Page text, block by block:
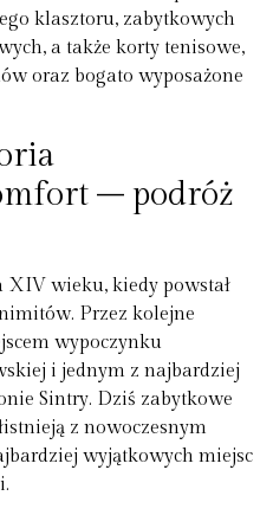
klasztoru, zabytkowych
a także korty tenisowe,
oraz bogato wyposażone
– podróż
wieku, kiedy powstał
Przez kolejne
wypoczynku
i jednym z najbardziej
Sintry. Dziś zabytkowe
z nowoczesnym
wyjątkowych miejsc